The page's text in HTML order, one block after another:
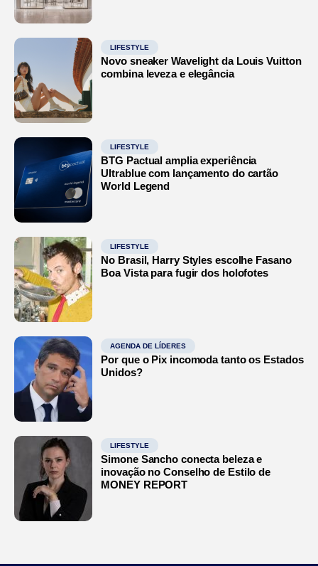
LIFESTYLE
Novo sneaker Wavelight da Louis Vuitton
combina leveza e elegância
LIFESTYLE
BTG Pactual amplia experiência
Ultrablue com lançamento do cartão
World Legend
LIFESTYLE
No Brasil, Harry Styles escolhe Fasano
Boa Vista para fugir dos holofotes
AGENDA DE LÍDERES
Por que o Pix incomoda tanto os Estados
Unidos?
LIFESTYLE
Simone Sancho conecta beleza e
inovação no Conselho de Estilo de
MONEY REPORT